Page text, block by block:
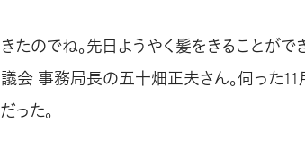
たのでね。先日ようやく髪をきることがで
会 事務局長の五十畑正夫さん。伺った11
った。